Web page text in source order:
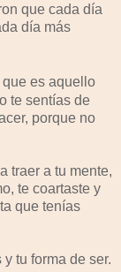
que cada día
día más
que es aquello
te sentías de
porque no
traer a tu mente,
te coartaste y
que tenías
tu forma de ser.